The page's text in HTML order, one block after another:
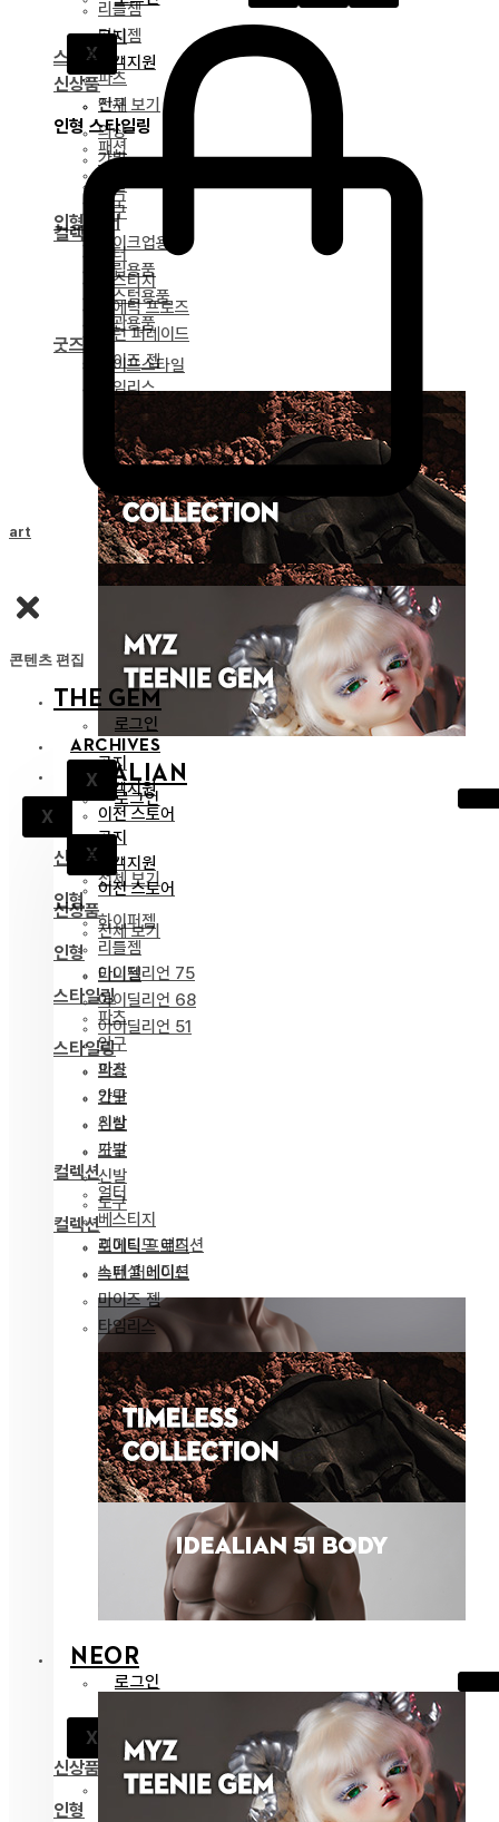
X
공지
고객지원
신상품
전체 보기
인형 스타일링
패션
가발
안구
인형 케어
메이크업용품
조립용품
커스텀용품
보관용품
굿즈
라이프스타일
ARCHIVES
X
리틀젬
티니젬
스타일링
파츠
안구
의상
가발
신발
도구
컬렉션
얼터
베스티지
포에틱 프로즈
녹턴 퍼레이드
마이즈 젬
타임리스
IDEALIAN
로그인
X
공지
고객지원
이전 스토어
신상품
전체 보기
인형
아이딜리언 75
아이딜리언 68
아이딜리언 51
스타일링
파츠
안구
의상
가발
신발
도구
컬렉션
리미티드 에디션
스페셜 에디션
NEOR
로그인
X 고객지원
신상품
전체 보기
인형
콘텐츠 편집
THE GEM
로그인
X
공지
고객지원
이전 스토어
신상품
전체 보기
인형
하이퍼젬
리틀젬
티니젬
스타일링
파츠
안구
의상
가발
신발
도구
컬렉션
얼터
베스티지
포에틱 프로즈
녹턴 퍼레이드
마이즈 젬
타임리스